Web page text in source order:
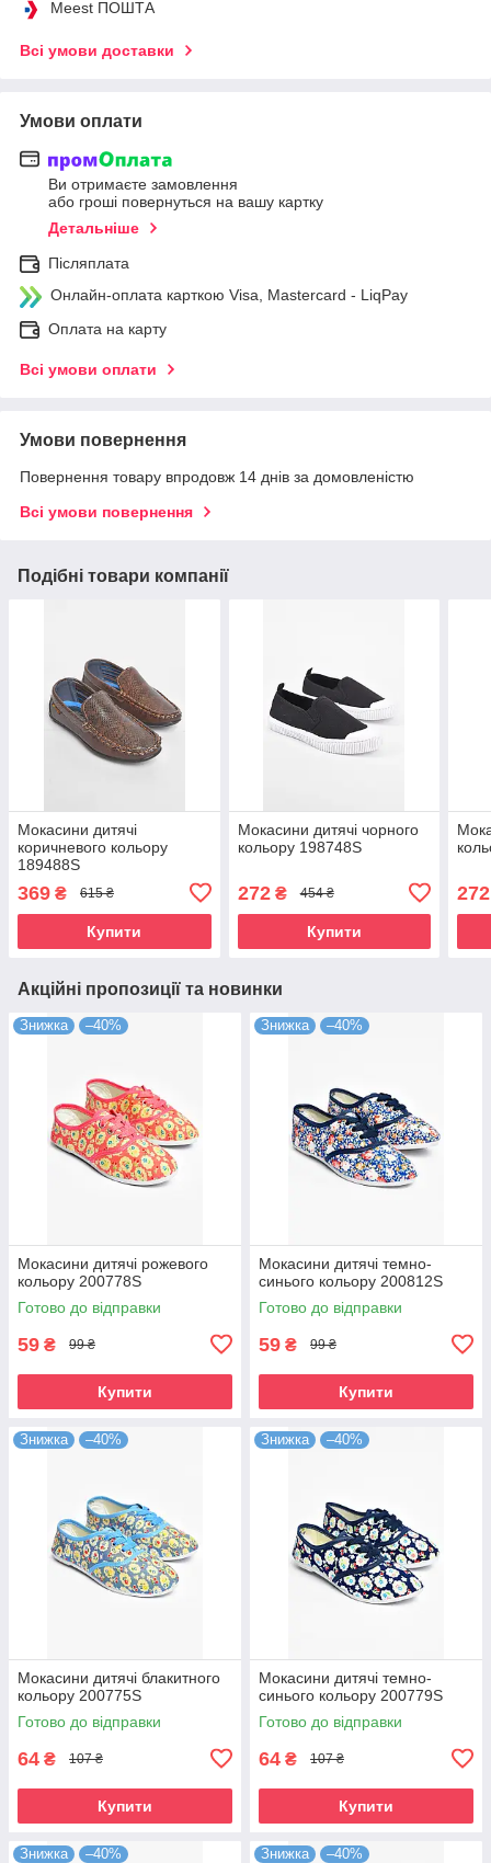
Meest ПОШТА
Всі умови доставки
Умови оплати
Ви отримаєте замовлення
або гроші повернуться на вашу картку
Детальніше
Післяплата
Онлайн-оплата карткою Visa, Mastercard - LiqPay
Оплата на карту
Всі умови оплати
Умови повернення
Повернення товару впродовж 14 днів за домовленістю
Всі умови повернення
Подібні товари компанії
Мокасини дитячі
коричневого кольору
189488S
369 ₴ 615 ₴
Купити
Мокасини дитячі чорного
кольору 198748S
272₴ 454 ₴
Купити
272
Акційні пропозиції та новинки
Знижка –40%
Мокасини дитячі рожевого
кольору 200778S
Готово до відправки
59 ₴ 99 ₴
Купити
Знижка –40%
Мокасини дитячі темно-
синього кольору 200812S
Готово до відправки
59 ₴ 99 ₴
Купити
Знижка –40%
Мокасини дитячі блакитного
кольору 200775S
Готово до відправки
64 ₴ 107 ₴
Купити
Знижка –40%
Мокасини дитячі темно-
синього кольору 200779S
Готово до відправки
64 ₴ 107 ₴
Купити
Знижка –40% Знижка –40%